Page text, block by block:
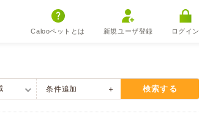
Calooペットとは 新規ユーザ登録 ログイン
条件追加 検索する